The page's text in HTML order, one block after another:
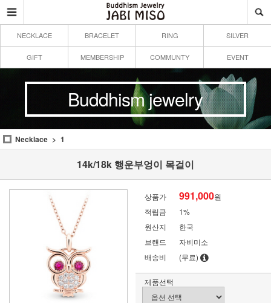
NECKLACE BRACELET RING SILVER
GIFT MEMBERSHIP COMMUNTY EVENT
Buddhism jewelry
Necklace 1
14k/18k 행운부엉이 목걸이
상품가 991,000원
적립금
1%
원산지
한국
브랜드
자비미소
배송비
(무료)
제품선택